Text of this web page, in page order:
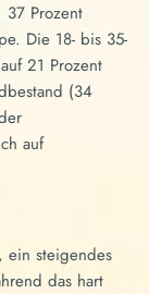
37 Prozent
Die 18- bis 35-
21 Prozent
(34
auf
ein steigendes
das hart